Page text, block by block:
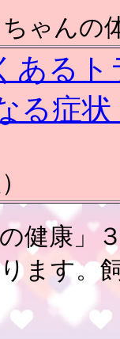
ゃんの
ある
る症状
の健康」
ます。